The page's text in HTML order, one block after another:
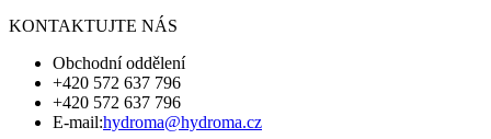
KONTAKTUJTE NÁS
Obchodní oddělení
+420 572 637 796
+420 572 637 796
E-mail:hydroma@hydroma.cz